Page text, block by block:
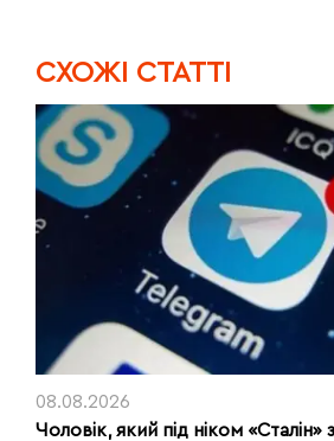
CХОЖІ СТАТТІ
08.08.2026
Чоловік, який під ніком «Сталін»